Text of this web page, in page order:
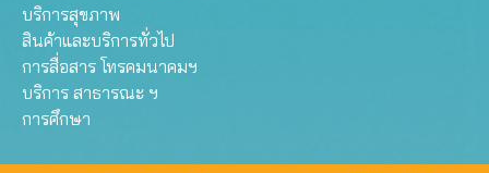
บริการสุขภาพ
สินค้าและบริการทั่วไป
การสื่อสาร โทรคมนาคมฯ
บริการ สาธารณะ ฯ
การศึกษา